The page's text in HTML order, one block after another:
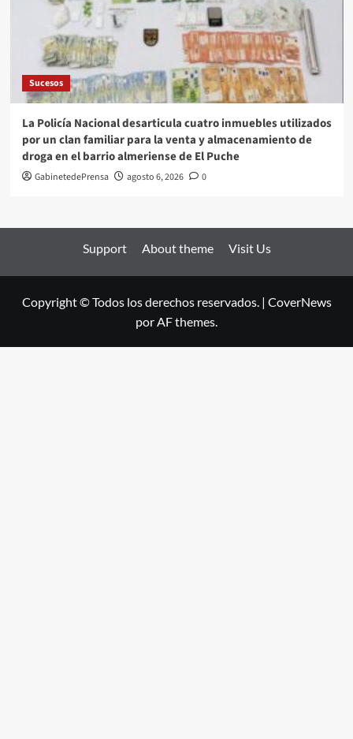
Sucesos
La Policía Nacional desarticula cuatro inmuebles utilizados
por un clan familiar para la venta y almacenamiento de
droga en el barrio almeriense de El Puche
GabinetedePrensa agosto 6, 2026 0
Support About theme Visit Us
Copyright © Todos los derechos reservados. | CoverNews
por AF themes.